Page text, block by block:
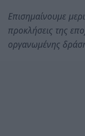
Επισημαίνουμε
προκλήσεις της
οργανωμένης